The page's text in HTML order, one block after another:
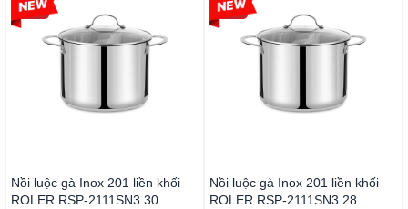
Nồi luộc gà Inox 201 liền khối
ROLER RSP-2111SN3.30
-33%
Nồi luộc gà Inox 201 liền khối
ROLER RSP-2111SN3.28
-36%